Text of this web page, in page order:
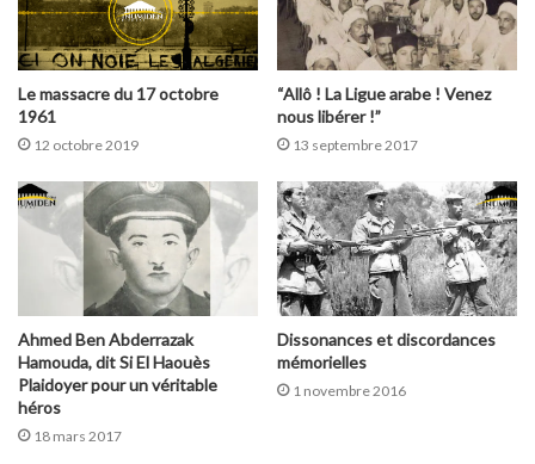
Le massacre du 17 octobre
1961
12 octobre 2019
“Allô ! La Ligue arabe ! Venez
nous libérer !”
13 septembre 2017
Ahmed Ben Abderrazak
Hamouda, dit Si El Haouès
Plaidoyer pour un véritable
héros
18 mars 2017
Dissonances et discordances
mémorielles
1 novembre 2016